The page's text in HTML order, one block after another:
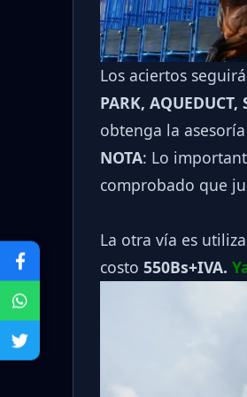
Los aciertos
PARK, AQUEDUCT,
obtenga la
NOTA: Lo
comprobado que
La otra vía es
costo 550Bs+IVA.